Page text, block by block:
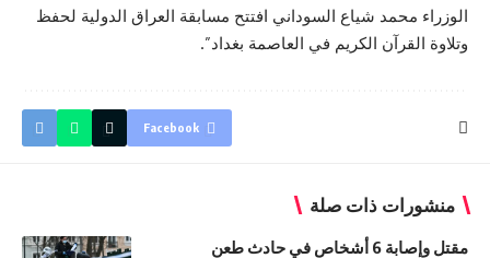
الوزراء محمد شياع السوداني افتتح مسابقة العراق الدولية لحفظ
وتلاوة القرآن الكريم في العاصمة بغداد”.
Facebook
منشورات ذات صلة
مقتل وإصابة 6 أشخاص في حادث طعن